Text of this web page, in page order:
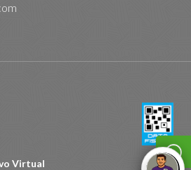
Virtual